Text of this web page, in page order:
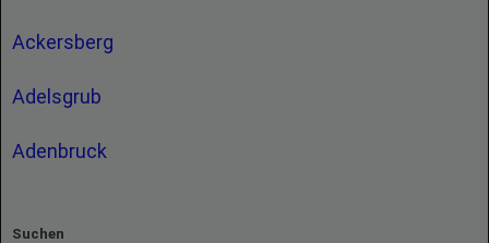
Ackersberg
Adelsgrub
Adenbruck
Suchen